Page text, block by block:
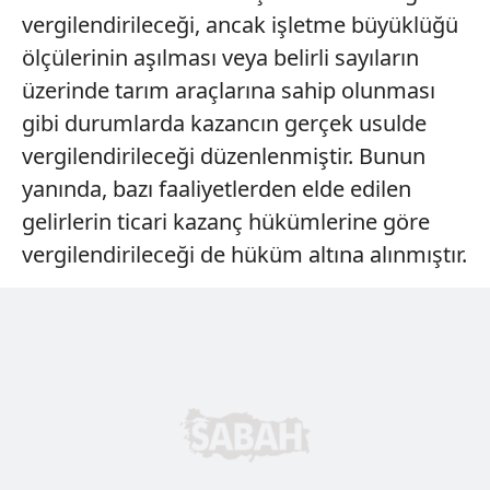
verileriniz işlenmekte olup gerekli olan çerezler bilgi
toplumu hizmetlerinin sunulması amacıyla
kullanılmaktadır. Diğer çerezler, sitemizin daha işlevsel
kılınması ve kişiselleştirilmesi ve sizlere yönelik
reklam/pazarlama faaliyetlerinin yapılması, amaçlarıyla
sınırlı olarak açık rızanız dahilinde kullanılacaktır.
Çerezlere ilişkin tercihlerinizi aşağıda yer alan panel
vasıtasıyla belirleyebilirsiniz. Çerezlere ilişkin detaylı bilgi
için Ayarlar butonuna tıklayabilir,Çerez Bilgilendirme
tıklayınız.
vergilendirileceği, ancak işletme büyüklüğü
ölçülerinin aşılması veya belirli sayıların
üzerinde tarım araçlarına sahip olunması
gibi durumlarda kazancın gerçek usulde
vergilendirileceği düzenlenmiştir. Bunun
yanında, bazı faaliyetlerden elde edilen
gelirlerin ticari kazanç hükümlerine göre
vergilendirileceği de hüküm altına alınmıştır.